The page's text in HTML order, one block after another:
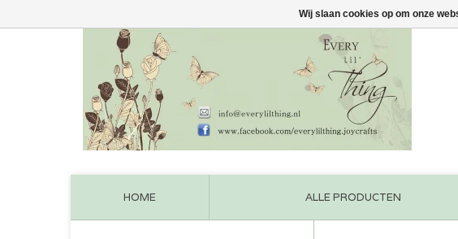
HOME ALLE PRODUCTEN
Wij slaan cookies op om onze